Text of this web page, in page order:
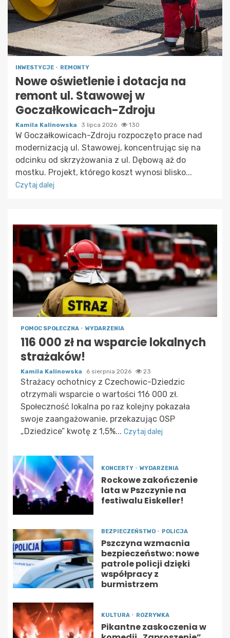
INWESTYCJE REMONTY
Nowe oświetlenie i dotacja na
remont ul. Stawowej w
Goczałkowicach-Zdroju
Kamila Kalinowska 3 lipca 2026 130
W Goczałkowicach-Zdroju rozpoczęto prace nad
modernizacją ul. Stawowej, koncentrując się na
odcinku od skrzyżowania z ul. Dębową aż do
mostku. Projekt, którego koszt wynosi blisko...
Czytaj dalej
POMOC SPOŁECZNA WYDARZENIA
116 000 zł na wsparcie lokalnych
strażaków!
Kamila Kalinowska 6 sierpnia 2026 23
Strażacy ochotnicy z Czechowic-Dziedzic
otrzymali wsparcie o wartości 116 000 zł.
Społeczność lokalna po raz kolejny pokazała
swoje zaangażowanie, przekazując OSP
„Dziedzice” kwotę z 1,5%... Czytaj dalej
KONCERTY WYDARZENIA
Rockowe zakończenie
lata w Pszczynie na
festiwalu Eiskeller!
BEZPIECZEŃSTWO POLICJA
Pszczyna wzmacnia
bezpieczeństwo: nowe
patrole policji dzięki
współpracy z
burmistrzem
KULTURA ROZRYWKA
Pikantne zaskoczenia w